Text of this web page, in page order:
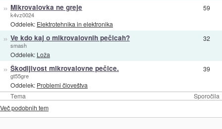
Tema Sporočila
» Mikrovalovka ne greje
k4vz0024
Oddelek: Elektrotehnika in elektronika
59
» Ve kdo kaj o mikrovalovnih pečicah?
smash
Oddelek: Loža
32
» Škodljivost mikrovalovne pečice.
gt55gre
Oddelek: Problemi človeštva
39
Več podobnih tem